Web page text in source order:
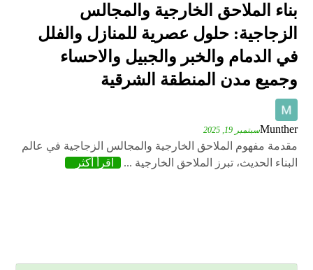
بناء الملاحق الخارجية والمجالس
الزجاجية: حلول عصرية للمنازل والفلل
في الدمام والخبر والجبيل والاحساء
وجميع مدن المنطقة الشرقية
Muntherسبتمبر 19, 2025
مقدمة مفهوم الملاحق الخارجية والمجالس الزجاجية في عالم
البناء الحديث، تبرز الملاحق الخارجية ...
اقرأ أكثر